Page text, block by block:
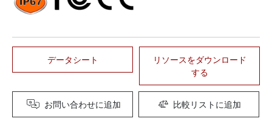
データシート
リソースをダウンロード
する
お問い合わせに追加 比較リストに追加